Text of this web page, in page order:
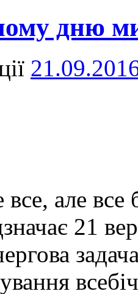
дню
але все
21